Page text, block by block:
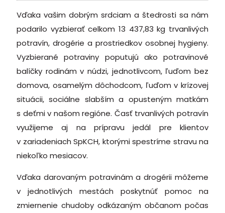
Vďaka vašim dobrým srdciam a štedrosti sa nám
podarilo vyzbierať celkom 13 437,83 kg trvanlivých
potravín, drogérie a prostriedkov osobnej hygieny.
Vyzbierané potraviny poputujú ako potravinové
balíčky rodinám v núdzi, jednotlivcom, ľuďom bez
domova, osamelým dôchodcom, ľuďom v krízovej
situácii, sociálne slabším a opusteným matkám
s deťmi v našom regióne. Časť trvanlivých potravín
využijeme aj na prípravu jedál pre klientov
v zariadeniach SpKCH, ktorými spestríme stravu na
niekoľko mesiacov.
Vďaka darovaným potravinám a drogérii môžeme
v jednotlivých mestách poskytnúť pomoc na
zmiernenie chudoby odkázaným občanom počas